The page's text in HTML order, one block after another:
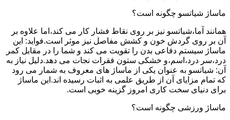
ماساژ شیاتسو چگونه است؟
همانند آما،شیاتسو نیز بر روی نقاط فشار کار می کند،اما علاوه بر
آن بر روی گردش خون و کشش مفاصل نیز موثر است.فواید: این
ماساژ سیستم دفاعی بدن را تقویت می کند و شما را در مقابل کمر
درد،سر درد،اسم،و خشکی ستون فقرات نجات می دهد.دلیل نیاز به
آن: شیاتسو به عنوان یکی از ماساژ های معروف به شمار می رود
که تمام مزایای آن از طریق علمی به اثبات رسیده اند.این ماساژ
برای دنیای سخت کاری امروز گزینه خوبی است.
ماساژ ورزشی چگونه است؟